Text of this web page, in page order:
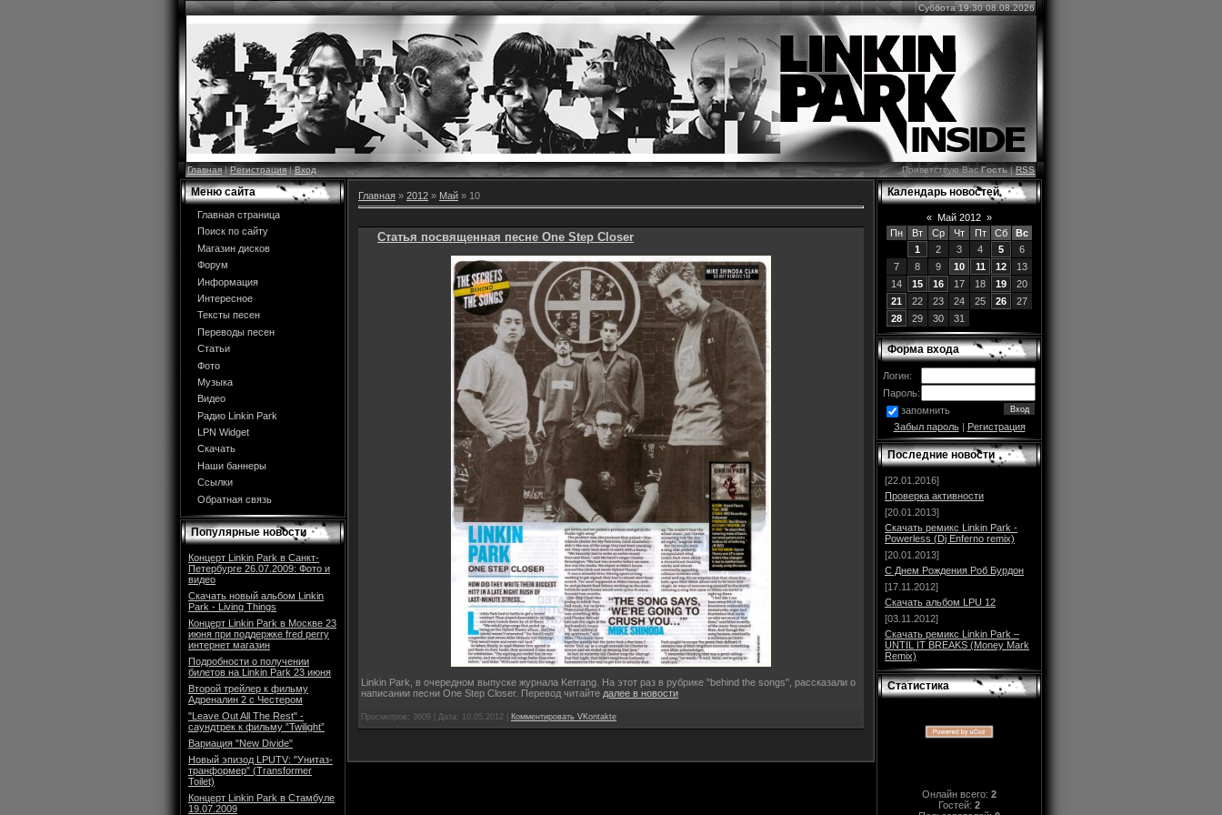
Суббота 19:30 08.08.2026
Главная|Регистрация|Вход Приветствую ВасГость|RSS
Меню сайта
Главная страница
Поиск по сайту
Магазин дисков
Форум
Информация
Интересное
Тексты песен
Переводы песен
Статьи
Фото
Музыка
Видео
Радио Linkin Park
LPN Widget
Скачать
Наши баннеры
Ссылки
Обратная связь
Популярные новости
Концерт Linkin Park в Санкт-
Петербурге 26.07.2009: Фото и
видео
Скачать новый альбом Linkin
Park - Living Things
Концерт Linkin Park в Москве 23
июня при поддержке fred perry
интернет магазин
Подробности о получении
билетов на Linkin Park 23 июня
Второй трейлер к фильму
Адреналин 2 с Честером
"Leave Out All The Rest" -
саундтрек к фильму ”Twilight”
Вариация "New Divide"
Новый эпизод LPUTV: "Унитаз-
транформер" (Transformer
Toilet)
Концерт Linkin Park в Стамбуле
19.07.2009
Главная » 2012 » Май » 10
Статья посвященная песне One Step Closer
Linkin Park, в очередном выпуске журнала Kerrang. На этот раз в рубрике "behind the songs", рассказали о
написании песни One Step Closer. Перевод читайте далее в новости
Просмотров: 3609 | Дата: 10.05.2012 Комментировать VKontakte
Календарь новостей
« Май 2012 »
Пн
Вт Ср Чт Пт Сб
Вс
1
2 3 4 5
6
7
8 9 10 11 12
13
14
15 16 17 18 19
20
21
22 23 24 25 26
27
28
29 30 31
Форма входа
Логин:
Пароль:
запомнить
Забыл пароль| Регистрация
Последние новости
[22.01.2016]
Проверка активности
[20.01.2013]
Скачать ремикс Linkin Park -
Powerless (Dj Enferno remix)
[20.01.2013]
С Днем Рождения Роб Бурдон
[17.11.2012]
Скачать альбом LPU 12
[03.11.2012]
Скачать ремикс Linkin Park –
UNTIL IT BREAKS (Money Mark
Remix)
Статистика
Онлайн всего: 2
Гостей: 2